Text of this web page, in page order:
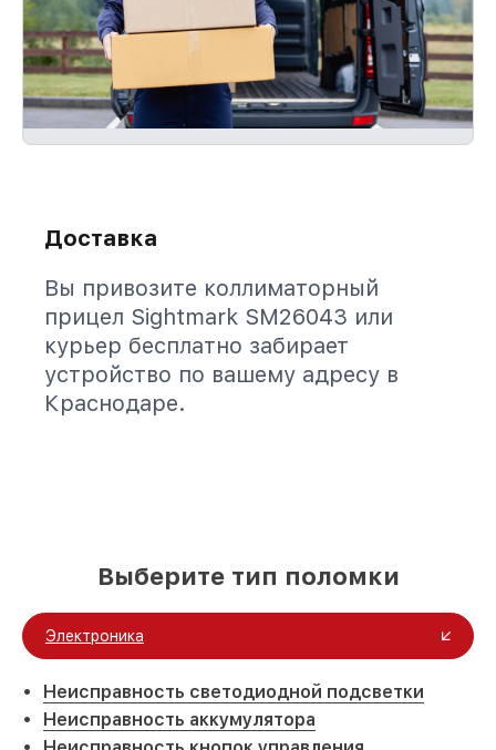
Доставка
Вы привозите коллиматорный
прицел Sightmark SM26043 или
курьер бесплатно забирает
устройство по вашему адресу в
Краснодаре.
Выберите тип поломки
Электроника
Неисправность светодиодной подсветки
Неисправность аккумулятора